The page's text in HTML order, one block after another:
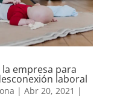
empresa para
laboral
| Abr 20, 2021 |